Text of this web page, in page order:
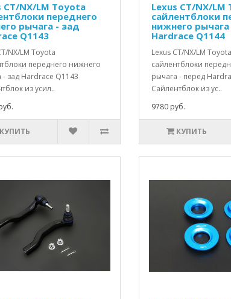
CT/NX/LM Toyota
переднего
рычага - зад
Q1143
NX/LM Toyota
переднего нижнего
- зад Hardrace Q1143
из усил..
КУПИТЬ
Lexus CT/NX/LM
сайлентблоки
нижнего
Hardrace Q1144
Lexus CT/NX/LM Toyota
сайлентблоки
рычага - перед
Сайлентблок из ус..
9780 руб.
КУПИТЬ